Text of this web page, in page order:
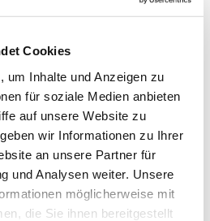
Cookies
um Inhalte und Anzeigen zu
für soziale Medien anbieten
auf unsere Website zu
wir Informationen zu Ihrer
an unsere Partner für
und Analysen weiter. Unsere
möglicherweise mit
die Sie ihnen bereitgestellt
Sie auch